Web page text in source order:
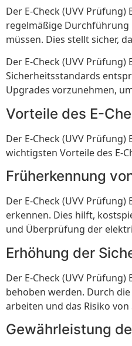
Der E-Check (UVV
regelmäßige Durchführung
müssen. Dies stellt sicher,
Der E-Check (UVV
Sicherheitsstandards
Upgrades vorzunehmen,
Vorteile des E-
Der E-Check (UVV
wichtigsten Vorteile des E-
Früherkennung
Der E-Check (UVV
erkennen. Dies hilft,
und Überprüfung der
Erhöhung der
Der E-Check (UVV
behoben werden. Durch
arbeiten und das Risiko
Gewährleistung